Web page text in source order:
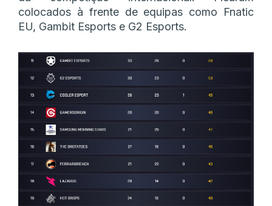
colocados à frente de equipas como Fnatic
EU, Gambit Esports e G2 Esports.